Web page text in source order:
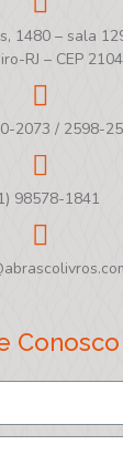
1480 – sala
RJ – CEP
2073 / 2598-
98578-1841
Conosco